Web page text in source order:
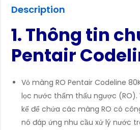
Description
1. Thông tin
Pentair
Vỏ màng RO Pentair Codeline
lọc nước thẩm thấu ngược
kế để chứa các màng RO có
nó đáp ứng nhu cầu xử lý nước